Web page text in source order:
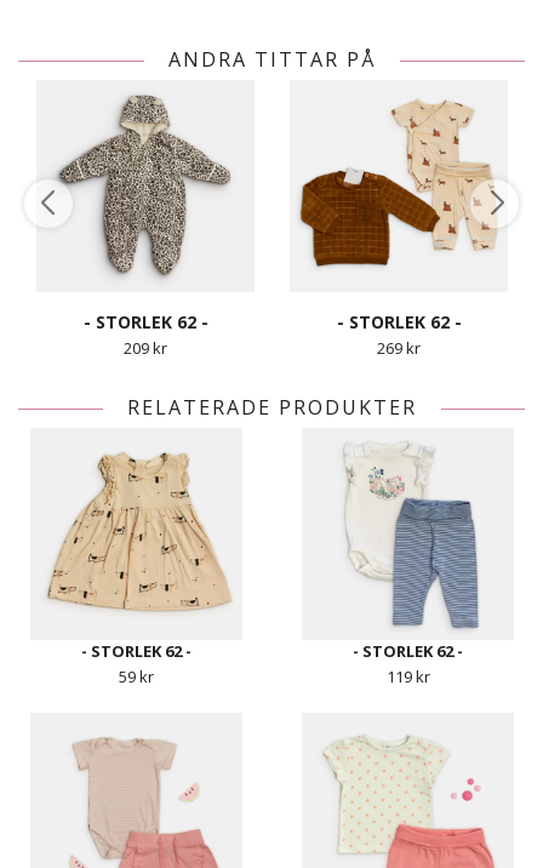
ANDRA TITTAR PÅ
- STORLEK 62 -
209 kr
- STORLEK 62 -
269 kr
RELATERADE PRODUKTER
- STORLEK 62 -
59 kr
- STORLEK 62 -
119 kr